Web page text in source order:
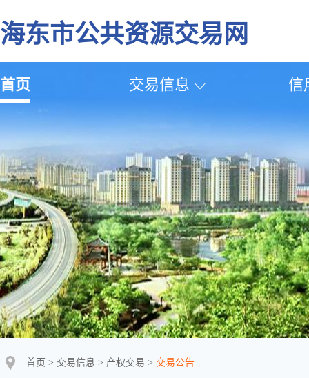
海东市公共资源交易网
首页 交易信息 信
首页 > 交易信息 > 产权交易 > 交易公告